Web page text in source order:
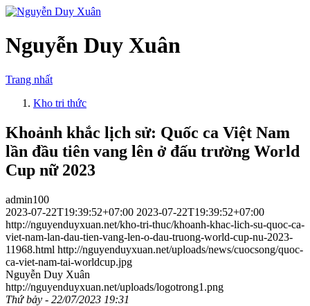
Nguyễn Duy Xuân
Trang nhất
Kho tri thức
Khoảnh khắc lịch sử: Quốc ca Việt Nam
lần đầu tiên vang lên ở đấu trường World
Cup nữ 2023
admin100
2023-07-22T19:39:52+07:00 2023-07-22T19:39:52+07:00
http://nguyenduyxuan.net/kho-tri-thuc/khoanh-khac-lich-su-quoc-ca-
viet-nam-lan-dau-tien-vang-len-o-dau-truong-world-cup-nu-2023-
11968.html http://nguyenduyxuan.net/uploads/news/cuocsong/quoc-
ca-viet-nam-tai-worldcup.jpg
Nguyễn Duy Xuân
http://nguyenduyxuan.net/uploads/logotrong1.png
Thứ bảy - 22/07/2023 19:31